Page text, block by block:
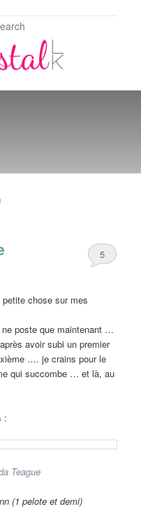
5
petite chose sur mes
ne poste que maintenant …
avoir subi un premier
…. je crains pour le
qui succombe … et là, au
:
Teague
(1 pelote et demi)